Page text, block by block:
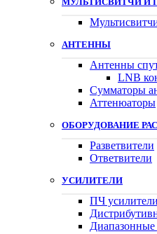
АНТЕННЫ
Антенны
LNB
Сумматоры
Аттенюаторы
ОБОРУДОВАНИЕ
Разветвители
Ответвители
УСИЛИТЕЛИ
ПЧ усилители
Диапазонные